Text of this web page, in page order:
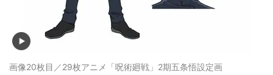
画像20枚目／29枚アニメ「呪術廻戦」2期五条悟設定画